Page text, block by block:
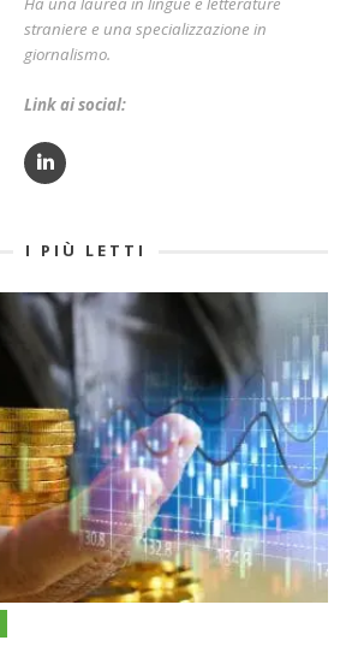
straniere e una specializzazione in
giornalismo.
Link ai social:
I PIÙ LETTI